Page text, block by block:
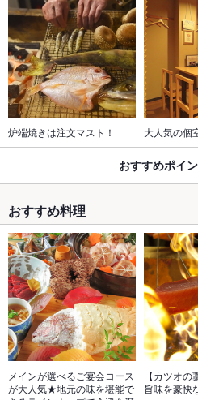
炉端焼きは注文マスト！ 大人気の
おすすめポイ
おすすめ料理
メインが選べるご宴会コース
が大人気★地元の味を堪能で
【カツオ
旨味を豪快